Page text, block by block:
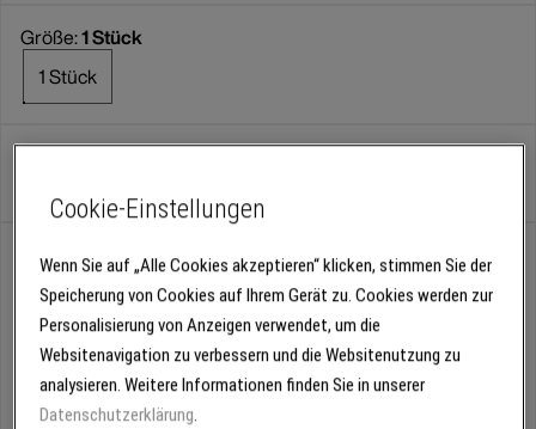
Größe:1 Stück
1 Stück
Abholung
Für Verfügbarkeiten bitte anmelden
Kostenlose Lieferung
Für Lieferzeiten bitte
Cookie-Einstellungen
Wenn Sie auf „Alle Cookies akzeptieren“ klicken, stimmen Sie der
Speicherung von Cookies auf Ihrem Gerät zu. Cookies werden zur
Personalisierung von Anzeigen verwendet, um die
Websitenavigation zu verbessern und die Websitenutzung zu
analysieren. Weitere Informationen finden Sie in unserer
Datenschutzerklärung.